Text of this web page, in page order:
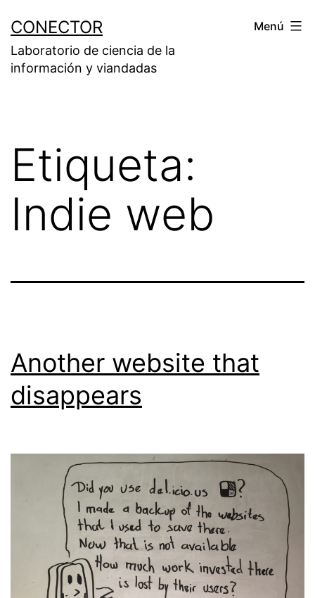
contenido
CONECTOR
Laboratorio de ciencia de la
información y viandadas
Menú
Etiqueta:
Indie web
Another website that
disappears